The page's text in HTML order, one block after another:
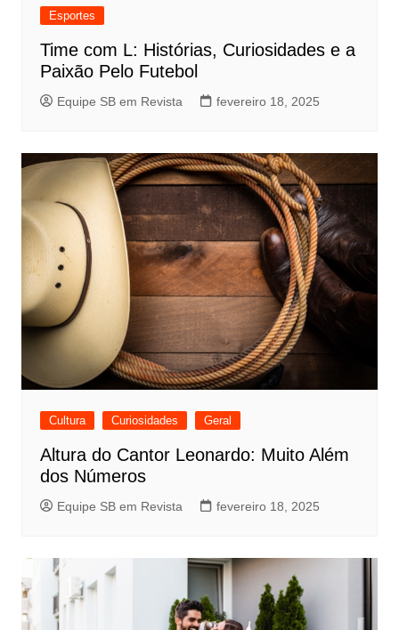
Esportes
Time com L: Histórias, Curiosidades e a
Paixão Pelo Futebol
Equipe SB em Revista fevereiro 18, 2025
Cultura Curiosidades Geral
Altura do Cantor Leonardo: Muito Além
dos Números
Equipe SB em Revista fevereiro 18, 2025